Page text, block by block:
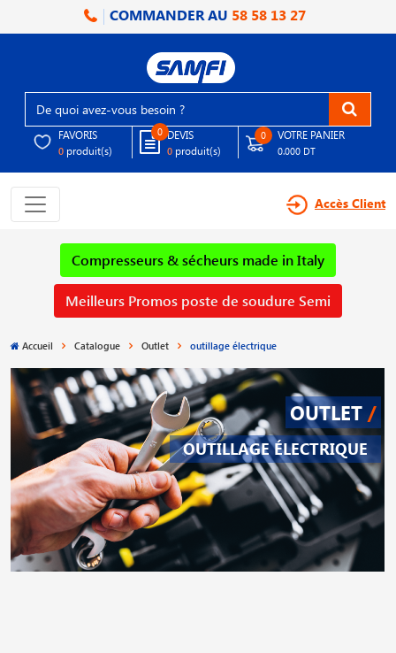
COMMANDER AU 58 58 13 27
FAVORIS
0 produit(s)
0 DEVIS
0 produit(s)
0 VOTRE PANIER
0.000 DT
Accès Client
Compresseurs & sécheurs made in Italy
Meilleurs Promos poste de soudure Semi
Accueil Catalogue Outlet outillage électrique
OUTLET /
OUTILLAGE ÉLECTRIQUE